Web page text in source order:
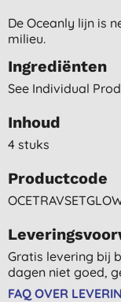
De Oceanly lijn is
milieu.
Ingrediënten
See Individual
Inhoud
4 stuks
Productcode
Gratis levering bij
dagen niet goed,
FAQ OVER